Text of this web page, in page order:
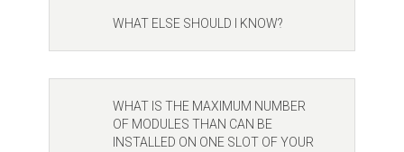
WHAT ELSE SHOULD I KNOW?
WHAT IS THE MAXIMUM NUMBER
OF MODULES THAN CAN BE
INSTALLED ON ONE SLOT OF YOUR